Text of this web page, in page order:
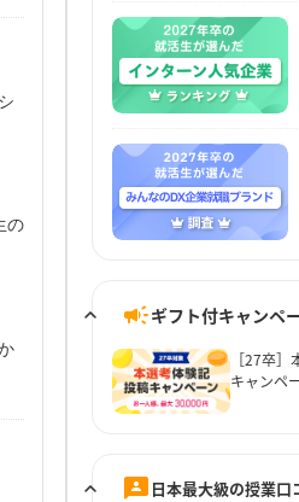
の
ギフト付キャンペ
［27卒
キャンペ
日本最大級の授業口